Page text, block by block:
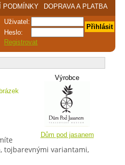
PODMÍNKY
DOPRAVA A PLATBA
Uživatel:
Přihlásit
Heslo:
Registrovat
Výrobce
Dům pod jasanem
tojbarevnými variantami,